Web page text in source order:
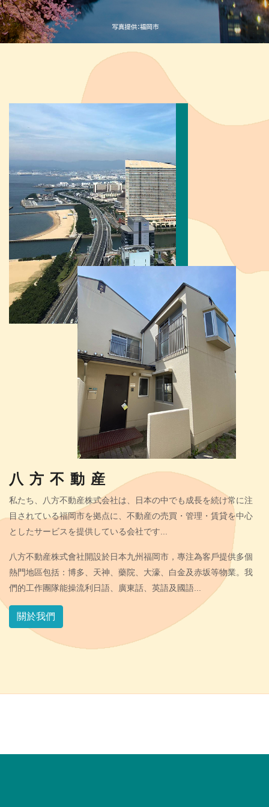
八方不動産
私たち、八方不動産株式会社は、日本の中でも成長を続け常に注
目されている福岡市を拠点に、不動産の売買・管理・賃貸を中心
としたサービスを提供している会社です...
八方不動産株式會社開設於日本九州福岡市，專注為客戶提供多個
熱門地區包括：博多、天神、藥院、大濠、白金及赤坂等物業。我
們的工作團隊能操流利日語、廣東話、英語及國語...
關於我們